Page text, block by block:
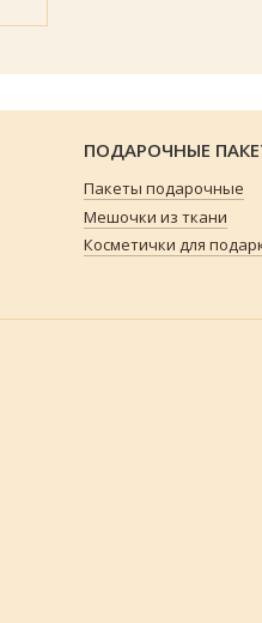
ПОДАРОЧНЫЕ
Пакеты подарочные
Мешочки из ткани
Косметички для